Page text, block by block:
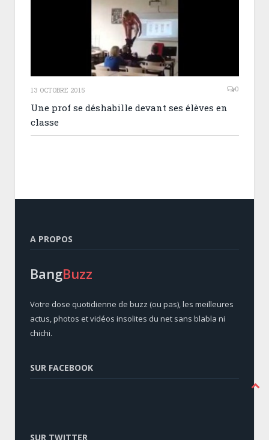
13 OCTOBRE 2015 0
Une prof se déshabille devant ses élèves en
classe
A PROPOS
BangBuzz
Votre dose quotidienne de buzz (ou pas), les meilleures
actus, photos et vidéos insolites du net sans blabla ni
chichi.
SUR FACEBOOK
SUR TWITTER